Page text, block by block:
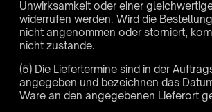
Unwirksamkeit oder einer
widerrufen werden. Wird die
nicht angenommen oder storniert,
nicht zustande.
(5) Die Liefertermine sind in der
angegeben und bezeichnen das
Ware an den angegebenen Lieferort